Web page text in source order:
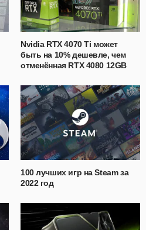
Nvidia RTX 4070 Ti может
быть на 10% дешевле, чем
отменённая RTX 4080 12GB
100 лучших игр на Steam за
2022 год